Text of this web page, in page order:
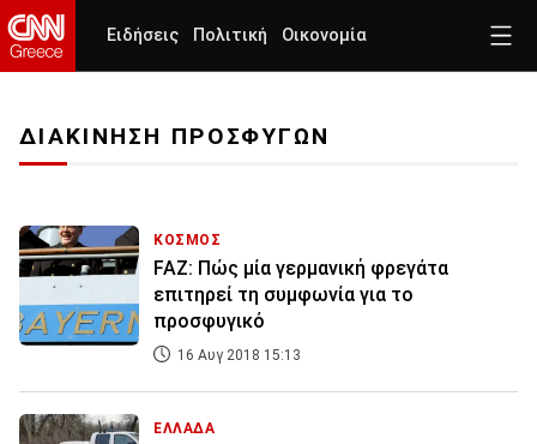
Ειδήσεις Πολιτική Οικονομία
ΔΙΑΚΙΝΗΣΗ ΠΡΟΣΦΥΓΩΝ
ΚΟΣΜΟΣ
FAZ: Πώς μία γερμανική φρεγάτα
επιτηρεί τη συμφωνία για το
προσφυγικό
16 Αυγ 2018 15:13
ΕΛΛΑΔΑ